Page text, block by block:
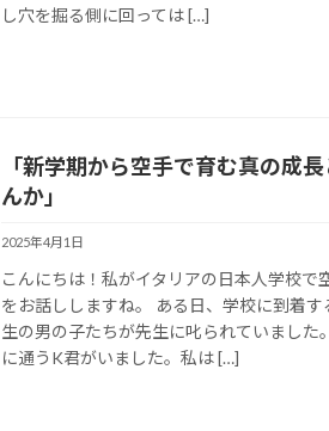
し穴を掘る側に回っては […]
「新学期から空手で育む真の成
んか」
2025年4月1日
こんにちは！私がイタリアの日本人学校で
をお話ししますね。 ある日、学校に到着
生の男の子たちが先生に叱られていました
に通うK君がいました。私は […]